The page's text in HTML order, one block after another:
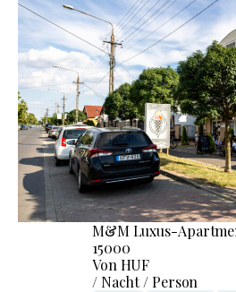
M&M Luxus-
15000
Von HUF
/ Nacht / Person